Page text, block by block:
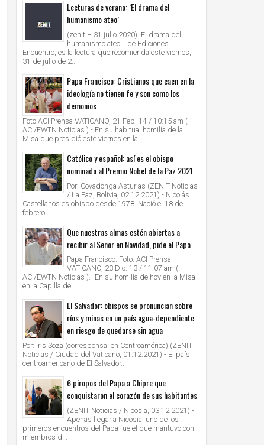
Lecturas de verano: ‘El drama del
humanismo ateo’
(zenit – 31 julio 2020). El drama del
humanismo ateo , de Ediciones
Encuentro, es la lectura que recomienda este viernes,
31 de julio de 2...
Papa Francisco: Cristianos que caen en la
ideología no tienen fe y son como los
demonios
Foto ACI Prensa VATICANO, 21 Feb. 14 / 10:15 am (
ACI/EWTN Noticias ).- En su habitual homilía de la
Misa que presidió este viernes en la...
Católico y español: así es el obispo
nominado al Premio Nobel de la Paz 2021
Por: Covadonga Asturias (ZENIT Noticias
/ La Paz, Bolivia, 02.12.2021).- Nicolás
Castellanos es obispo desde 1978. Nació el 18 de
febrero ...
Que nuestras almas estén abiertas a
recibir al Señor en Navidad, pide el Papa
Papa Francisco. Foto: ACI Prensa
VATICANO, 23 Dic. 13 / 11:07 am (
ACI/EWTN Noticias ).- En su homilía de hoy en la Misa
en la Capilla de...
El Salvador: obispos se pronuncian sobre
ríos y minas en un país agua-dependiente
en riesgo de quedarse sin agua
Por: Iris Soza (corresponsal en Centroamérica) (ZENIT
Noticias / Ciudad del Vaticano, 01.12.2021).- El país
centroamericano de El Salvador...
6 piropos del Papa a Chipre que
conquistaron el corazón de sus habitantes
(ZENIT Noticias / Nicosia, 03.12.2021).-
Apenas llegar a Nicosia, uno de los
primeros encuentros del Papa fue el que mantuvo con
miembros d...